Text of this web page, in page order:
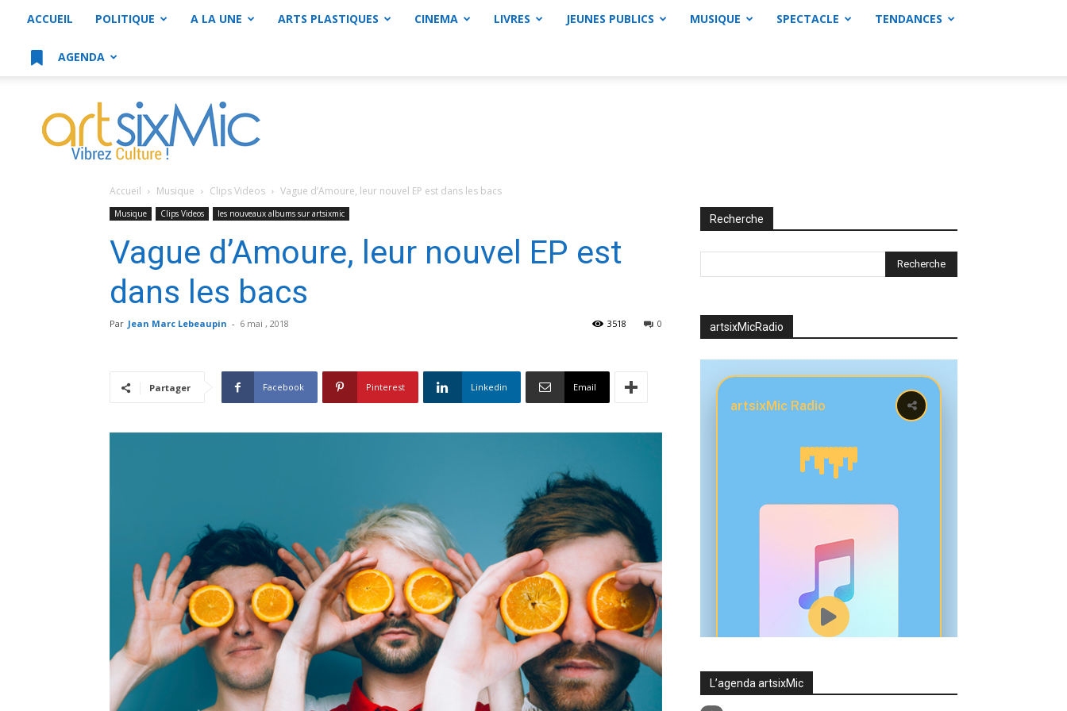
ACCUEIL POLITIQUE A LA UNE ARTS PLASTIQUES CINEMA LIVRES JEUNES PUBLICS MUSIQUE SPECTACLE TENDANCES
AGENDA
artsixMic
Accueil Musique Clips Videos Vague d’Amoure, leur nouvel EP est dans les bacs
Musique Clips Videos les nouveaux albums sur artsixmic
Vague d’Amoure, leur nouvel EP est
dans les bacs
Par Jean Marc Lebeaupin - 6 mai , 2018 0
3518
Partager Facebook Pinterest Linkedin Email
Recherche
artsixMicRadio
L’agenda artsixMic